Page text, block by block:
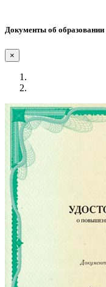
Документы об образовании
×